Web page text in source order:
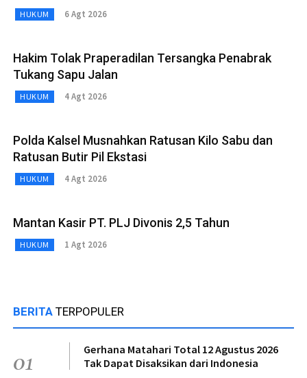
HUKUM 6 Agt 2026
Hakim Tolak Praperadilan Tersangka Penabrak
Tukang Sapu Jalan
HUKUM 4 Agt 2026
Polda Kalsel Musnahkan Ratusan Kilo Sabu dan
Ratusan Butir Pil Ekstasi
HUKUM 4 Agt 2026
Mantan Kasir PT. PLJ Divonis 2,5 Tahun
HUKUM 1 Agt 2026
BERITA TERPOPULER
01
Gerhana Matahari Total 12 Agustus 2026
Tak Dapat Disaksikan dari Indonesia